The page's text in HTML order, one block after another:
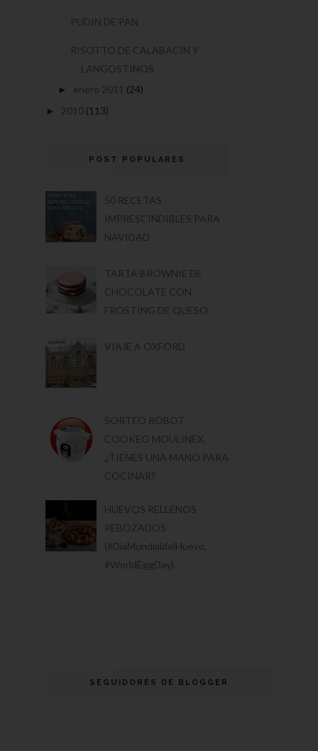
PUDIN DE PAN
RISOTTO DE CALABACÍN Y
LANGOSTINOS
► enero 2011 (24)
► 2010 (113)
POST POPULARES
50 RECETAS
IMPRESCINDIBLES PARA
NAVIDAD
TARTA BROWNIE DE
CHOCOLATE CON
FROSTING DE QUESO
VIAJE A OXFORD
SORTEO ROBOT
COOKEO MOULINEX.
¿TIENES UNA MANO PARA
COCINAR?
HUEVOS RELLENOS
REBOZADOS
(#DíaMundialdelHuevo,
#WorldEggDay)
SEGUIDORES DE BLOGGER